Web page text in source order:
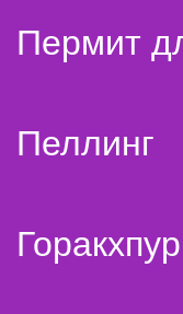
Пермит
Пеллинг